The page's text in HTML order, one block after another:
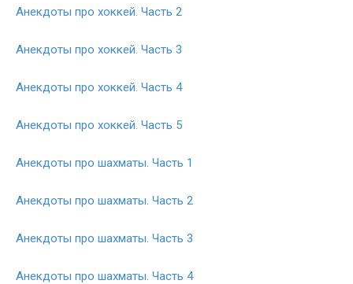
Анекдоты про хоккей. Часть 2
Анекдоты про хоккей. Часть 3
Анекдоты про хоккей. Часть 4
Анекдоты про хоккей. Часть 5
Анекдоты про шахматы. Часть 1
Анекдоты про шахматы. Часть 2
Анекдоты про шахматы. Часть 3
Анекдоты про шахматы. Часть 4